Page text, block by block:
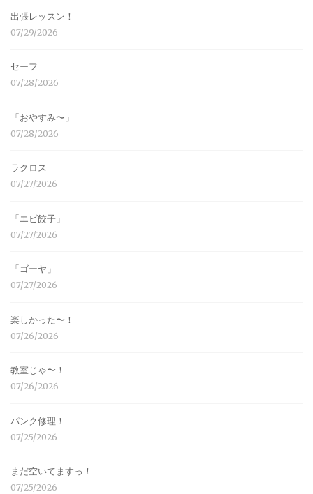
出張レッスン！
07/29/2026
セーフ
07/28/2026
「おやすみ〜」
07/28/2026
ラクロス
07/27/2026
「エビ餃子」
07/27/2026
「ゴーヤ」
07/27/2026
楽しかった〜！
07/26/2026
教室じゃ〜！
07/26/2026
パンク修理！
07/25/2026
まだ空いてますっ！
07/25/2026